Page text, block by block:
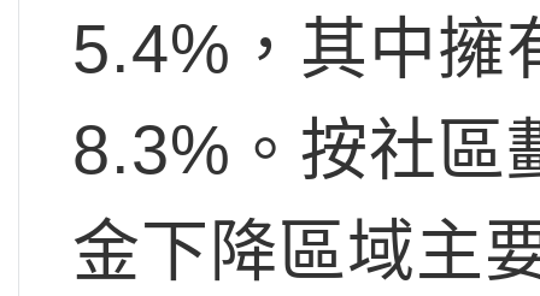
5.4%，其中擁
8.3%。按社區
金下降區域主